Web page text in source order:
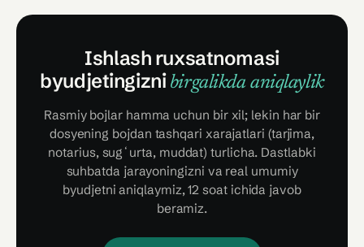
Ishlash ruxsatnomasi
byudjetingizni birgalikda aniqlaylik
Rasmiy bojlar hamma uchun bir xil; lekin har bir
dosyening bojdan tashqari xarajatlari (tarjima,
notarius, sugʻurta, muddat) turlicha. Dastlabki
suhbatda jarayoningizni va real umumiy
byudjetni aniqlaymiz, 12 soat ichida javob
beramiz.